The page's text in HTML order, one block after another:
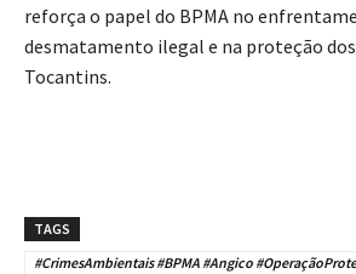
reforça o papel do BPMA no
desmatamento ilegal e na proteção
Tocantins.
TAGS
#CrimesAmbientais #BPMA #Angico